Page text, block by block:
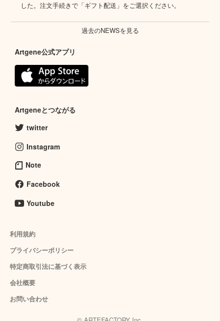
した。注文手続きで「ギフト配送」をご選択ください。
過去のNEWSを見る
Artgene公式アプリ
Artgeneとつながる
twitter
Instagram
Note
Facebook
Youtube
利用規約
プライバシーポリシー
特定商取引法に基づく表示
会社概要
お問い合わせ